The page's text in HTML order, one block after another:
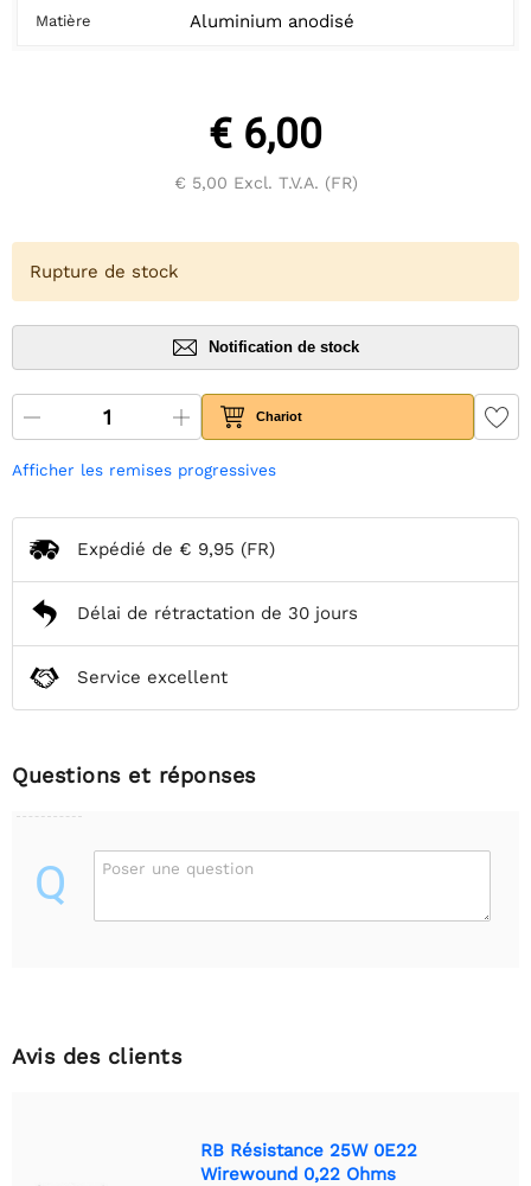
Matière Aluminium anodisé
€ 6,00
€ 5,00 Excl. T.V.A. (FR)
Rupture de stock
Notification de stock
Chariot
Afficher les remises progressives
Expédié de € 9,95 (FR)
Délai de rétractation de 30 jours
Service excellent
Questions et réponses
Q Poser une question
Avis des clients
RB Résistance 25W 0E22
Wirewound 0,22 Ohms